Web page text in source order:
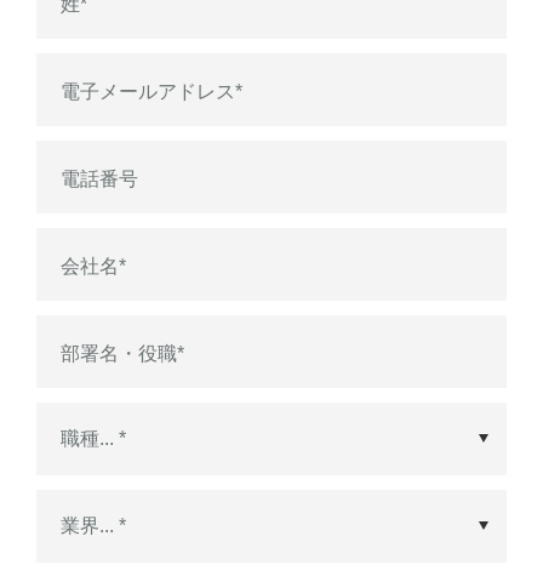
姓*
電子メールアドレス*
電話番号
会社名*
部署名・役職*